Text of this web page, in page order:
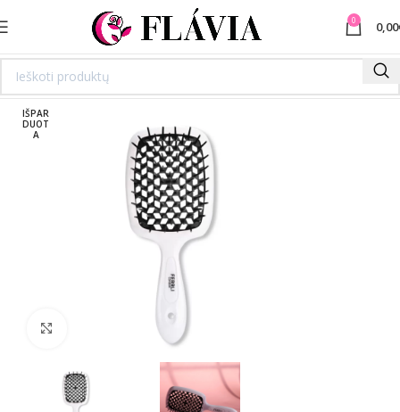
0 0,00
IŠPAR
DUOT
A
Spustelėkite norėdami padidinti